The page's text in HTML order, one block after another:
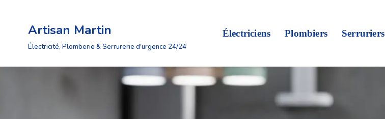
Artisan Martin
Électricité, Plomberie & Serrurerie d'urgence 24/24
Électriciens Plombiers Serruriers